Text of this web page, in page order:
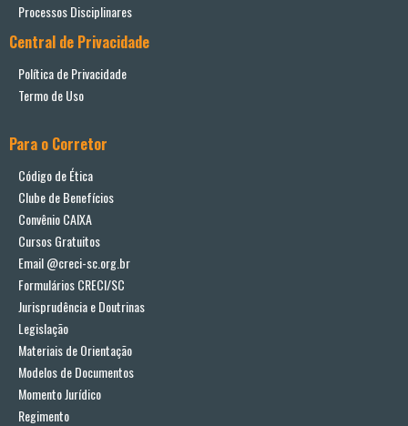
Processos Disciplinares
Central de Privacidade
Política de Privacidade
Termo de Uso
Para o Corretor
Código de Ética
Clube de Benefícios
Convênio CAIXA
Cursos Gratuitos
Email @creci-sc.org.br
Formulários CRECI/SC
Jurisprudência e Doutrinas
Legislação
Materiais de Orientação
Modelos de Documentos
Momento Jurídico
Regimento